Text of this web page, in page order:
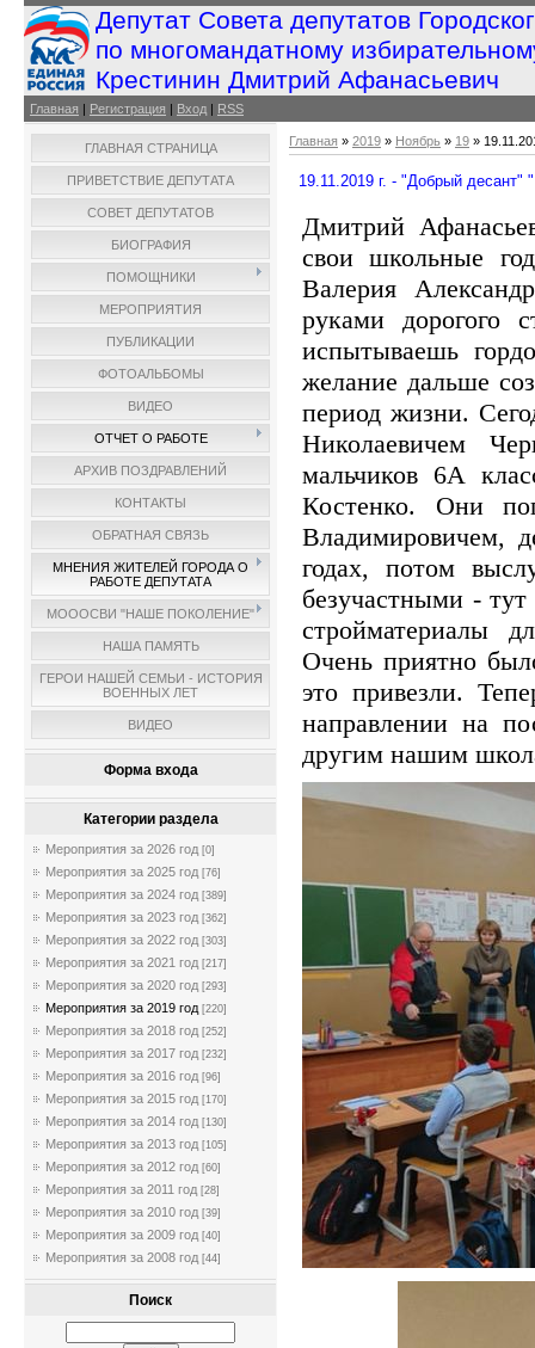
Депутат Совета депутатов
по многомандатному
Крестинин Дмитрий Афанасьевич
Главная | Регистрация | Вход | RSS
ГЛАВНАЯ СТРАНИЦА
ПРИВЕТСТВИЕ ДЕПУТАТА
СОВЕТ ДЕПУТАТОВ
БИОГРАФИЯ
ПОМОЩНИКИ
МЕРОПРИЯТИЯ
ПУБЛИКАЦИИ
ФОТОАЛЬБОМЫ
ВИДЕО
ОТЧЕТ О РАБОТЕ
АРХИВ ПОЗДРАВЛЕНИЙ
КОНТАКТЫ
ОБРАТНАЯ СВЯЗЬ
МНЕНИЯ ЖИТЕЛЕЙ ГОРОДА О
РАБОТЕ ДЕПУТАТА
МОООСВИ "НАШЕ ПОКОЛЕНИЕ"
НАША ПАМЯТЬ
ГЕРОИ НАШЕЙ СЕМЬИ - ИСТОРИЯ
ВОЕННЫХ ЛЕТ
ВИДЕО
Форма входа
Категории раздела
Мероприятия за 2026 год [0]
Мероприятия за 2025 год [76]
Мероприятия за 2024 год [389]
Мероприятия за 2023 год [362]
Мероприятия за 2022 год [303]
Мероприятия за 2021 год [217]
Мероприятия за 2020 год [293]
Мероприятия за 2019 год [220]
Мероприятия за 2018 год [252]
Мероприятия за 2017 год [232]
Мероприятия за 2016 год [96]
Мероприятия за 2015 год [170]
Мероприятия за 2014 год [130]
Мероприятия за 2013 год [105]
Мероприятия за 2012 год [60]
Мероприятия за 2011 год [28]
Мероприятия за 2010 год [39]
Мероприятия за 2009 год [40]
Мероприятия за 2008 год [44]
Поиск
Главная » 2019 » Ноябрь » 19 »
19.11.2019 г. - "Добрый десант"
Дмитрий
свои школьные
Валерия
руками дорогого
испытываешь
желание дальше
период жизни.
Николаевичем
мальчиков 6А
Костенко. Они
Владимировичем,
годах, потом
безучастными -
стройматериалы
Очень приятно
это привезли.
направлении на
другим нашим